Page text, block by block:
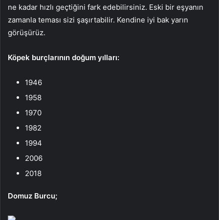
ne kadar hızlı geçtiğini fark edebilirsiniz. Eski bir eşyanın
zamanla teması sizi şaşırtabilir. Kendine iyi bak yarın
görüşürüz.
Köpek burçlarının doğum yılları:
1946
1958
1970
1982
1994
2006
2018
Domuz Burcu;